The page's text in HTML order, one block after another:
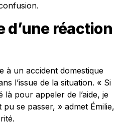
d’une réaction
à un accident domestique
l’issue de la situation. « Si
là pour appeler de l’aide, je
se passer, » admet Émilie,